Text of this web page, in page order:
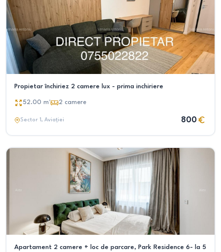
Propietar închiriez 2 camere lux - prima inchiriere
52.00 m² 2 camere
Sector 1, Aviației 800
Apartament 2 camere + loc de parcare, Park Residence 6- la 5